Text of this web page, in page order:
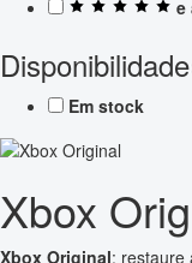
e
Disponibilidade
Em stock
Xbox
Xbox Original: restaure